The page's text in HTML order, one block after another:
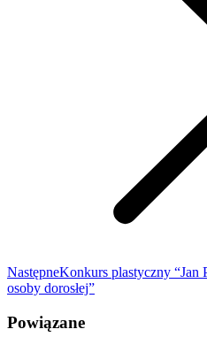
NastępneNastępny
wpis:
Konkurs plastyczny “Jan
osoby dorosłej”
Powiązane